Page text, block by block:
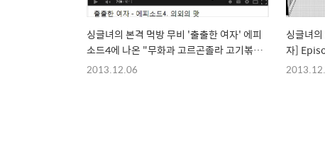
싱글녀의 본격 먹방 무비 '출출한 여자' 에피
소드4에 나온 "무화과 고르곤졸라 고기볶음"
직접 따라해보기
2013.12.06
싱글녀
자]